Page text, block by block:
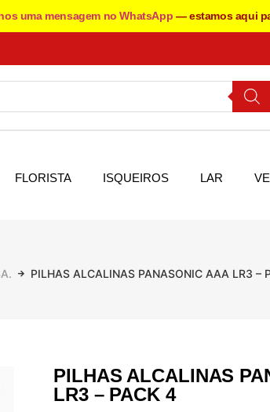
uma mensagem no WhatsApp — estamos aqui
FLORISTA ISQUEIROS LAR
PILHAS ALCALINAS PANASONIC AAA LR3 –
PILHAS ALCALINAS
LR3 – PACK 4